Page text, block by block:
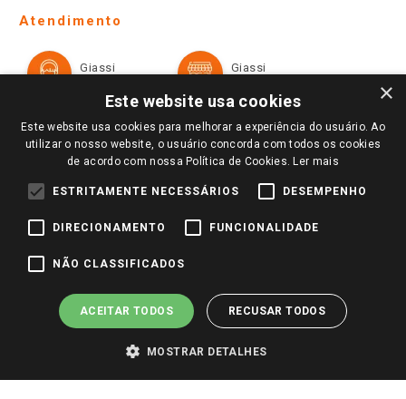
Ofertas
Televendas
Notícias
Perguntas frequentes
Identidade Visual
Formas de Pagamento
Trocas e Devoluções
Atendimento
Giassi
Giassi
Redes Sociais
Pagamento e Segurança
×
Este website usa cookies
Este website usa cookies para melhorar a experiência do usuário. Ao
utilizar o nosso website, o usuário concorda com todos os cookies
de acordo com nossa Política de Cookies. Ler mais
ESTRITAMENTE NECESSÁRIOS DESEMPENHO
DIRECIONAMENTO FUNCIONALIDADE
NÃO CLASSIFICADOS
ACEITAR TODOS RECUSAR TODOS
MOSTRAR DETALHES